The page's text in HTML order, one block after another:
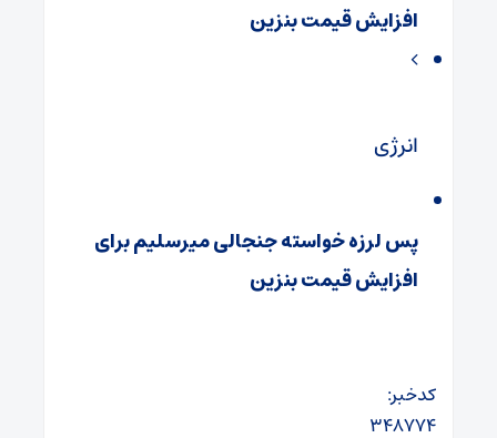
افزایش قیمت بنزین
انرژی
پس لرزه خواسته جنجالی میرسلیم برای
افزایش قیمت بنزین
کدخبر:
۳۴۸۷۷۴